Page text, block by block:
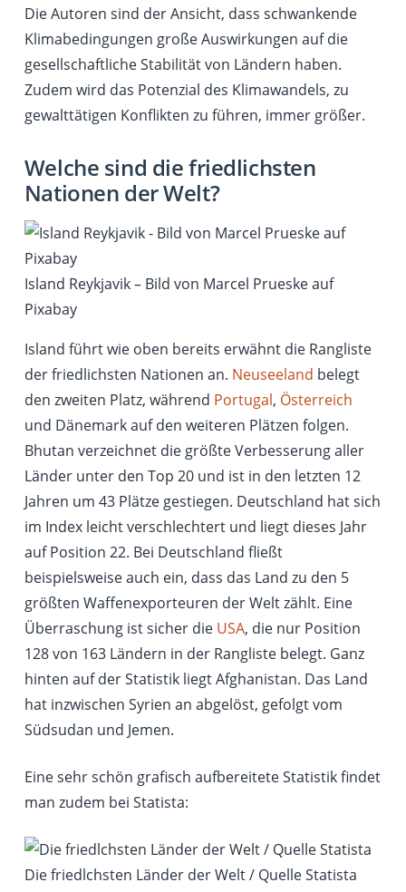
Die Autoren sind der Ansicht, dass schwankende
Klimabedingungen große Auswirkungen auf die
gesellschaftliche Stabilität von Ländern haben.
Zudem wird das Potenzial des Klimawandels, zu
gewalttätigen Konflikten zu führen, immer größer.
Welche sind die friedlichsten
Nationen der Welt?
Island Reykjavik – Bild von Marcel Prueske auf
Pixabay
Island führt wie oben bereits erwähnt die Rangliste
der friedlichsten Nationen an. Neuseeland belegt
den zweiten Platz, während Portugal, Österreich
und Dänemark auf den weiteren Plätzen folgen.
Bhutan verzeichnet die größte Verbesserung aller
Länder unter den Top 20 und ist in den letzten 12
Jahren um 43 Plätze gestiegen. Deutschland hat sich
im Index leicht verschlechtert und liegt dieses Jahr
auf Position 22. Bei Deutschland fließt
beispielsweise auch ein, dass das Land zu den 5
größten Waffenexporteuren der Welt zählt. Eine
Überraschung ist sicher die USA, die nur Position
128 von 163 Ländern in der Rangliste belegt. Ganz
hinten auf der Statistik liegt Afghanistan. Das Land
hat inzwischen Syrien an abgelöst, gefolgt vom
Südsudan und Jemen.
Eine sehr schön grafisch aufbereitete Statistik findet
man zudem bei Statista:
Die friedlchsten Länder der Welt / Quelle Statista